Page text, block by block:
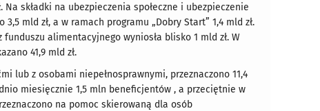
składki na ubezpieczenia społeczne i ubezpieczenie
mld zł, a w ramach programu „Dobry Start” 1,4 mld zł.
alimentacyjnego wyniosła blisko 1 mld zł. W
41,9 mld zł.
lub z osobami niepełnosprawnymi, przeznaczono 11,4
miesięcznie 1,5 mln beneficjentów , a przeciętnie w
na pomoc skierowaną dla osób